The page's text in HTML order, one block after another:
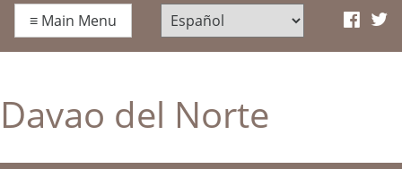
≡ Main Menu
Davao del Norte